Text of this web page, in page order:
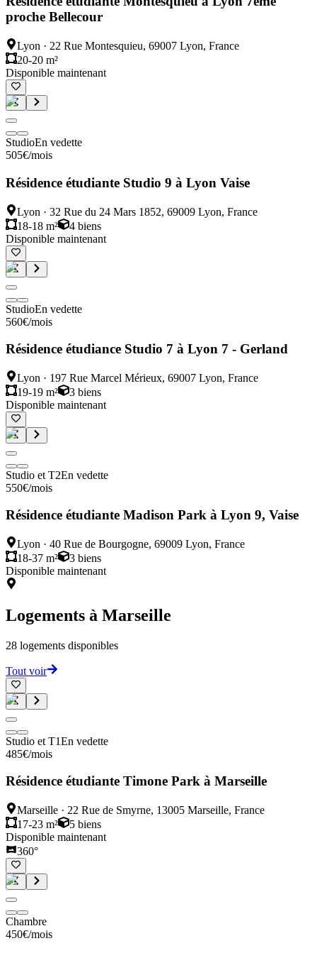
proche Bellecour
Lyon · 22 Rue Montesquieu, 69007 Lyon, France
20-20 m²
Disponible maintenant
StudioEn vedette
505€/mois
Résidence étudiante Studio 9 à Lyon Vaise
Lyon · 32 Rue du 24 Mars 1852, 69009 Lyon, France
18-18 m²
4 biens
Disponible maintenant
StudioEn vedette
560€/mois
Résidence étudiance Studio 7 à Lyon 7 - Gerland
Lyon · 197 Rue Marcel Mérieux, 69007 Lyon, France
19-19 m²
3 biens
Disponible maintenant
Studio et T2En vedette
550€/mois
Résidence étudiante Madison Park à Lyon 9, Vaise
Lyon · 40 Rue de Bourgogne, 69009 Lyon, France
18-37 m²
3 biens
Disponible maintenant
Logements à Marseille
28 logements disponibles
Tout voir
Studio et T1En vedette
485€/mois
Résidence étudiante Timone Park à Marseille
Marseille · 22 Rue de Smyrne, 13005 Marseille, France
17-23 m²
5 biens
Disponible maintenant
360°
Chambre
450€/mois